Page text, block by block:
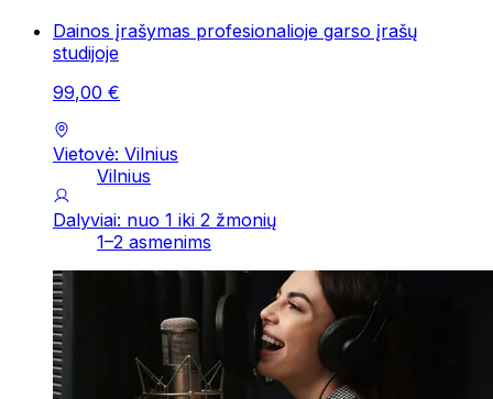
Dainos įrašymas profesionalioje garso įrašų
studijoje
99,00 €
Vietovė: Vilnius
Vilnius
Dalyviai: nuo 1 iki 2 žmonių
1–2 asmenims